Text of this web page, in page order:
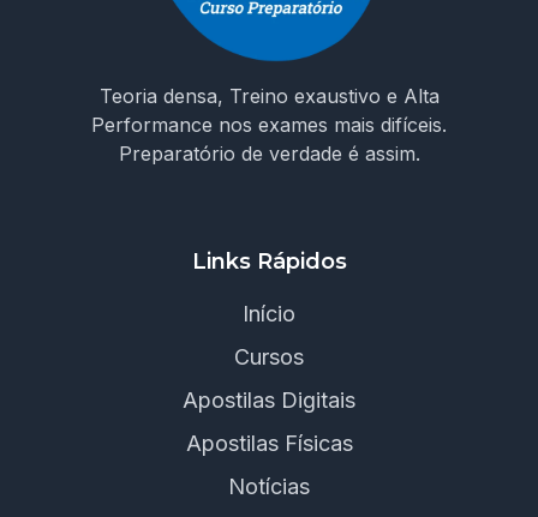
Teoria densa, Treino exaustivo e Alta
Performance nos exames mais difíceis.
Preparatório de verdade é assim.
Links Rápidos
Início
Cursos
Apostilas Digitais
Apostilas Físicas
Notícias